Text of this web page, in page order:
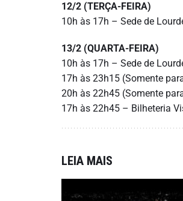
12/2 (TERÇA-FEIRA)
10h às 17h – Sede de
13/2 (QUARTA-FEIRA)
10h às 17h – Sede de
17h às 23h15 (Somente
20h às 22h45 (Somente
17h às 22h45 – Bilheteria
LEIA MAIS